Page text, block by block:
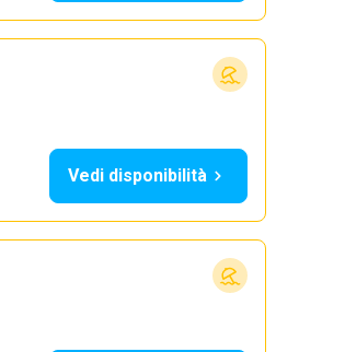
Vedi disponibilità